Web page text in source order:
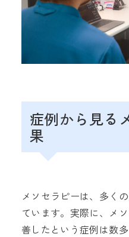
症例から見る
果
メソセラピーは、多く
ています。実際に、メ
善したという症例は数